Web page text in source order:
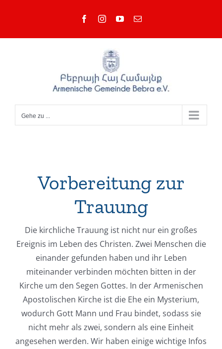
FacebookInstagramYouTube
E-
Gehe zu ...
Vorbereitung zur
Trauung
Die kirchliche Trauung ist nicht nur ein großes
Ereignis im Leben des Christen. Zwei Menschen die
einander gefunden haben und ihr Leben
miteinander verbinden möchten bitten in der
Kirche um den Segen Gottes. In der Armenischen
Apostolischen Kirche ist die Ehe ein Mysterium,
wodurch Gott Mann und Frau bindet, sodass sie
nicht mehr als zwei, sondern als eine Einheit
angesehen werden. Wir haben einige wichtige Infos